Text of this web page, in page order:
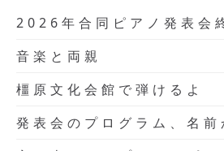
2026年合同ピアノ発表会
音楽と両親
橿原文化会館で弾けるよ
発表会のプログラム、名前